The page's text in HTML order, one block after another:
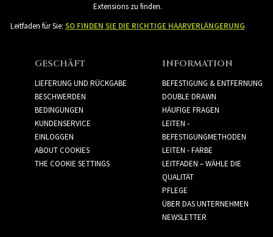
Extensions zu finden.
Leitfaden für Sie: SO FINDEN SIE DIE RICHTIGE HAARVERLÄNGERUNG
GESCHÄFT
LIEFERUNG UND RÜCKGABE
BESCHWERDEN
BEDINGUNGEN
KUNDENSERVICE
EINLOGGEN
ABOUT COOKIES
THE COOKIE SETTINGS
INFORMATION
BEFESTIGUNG & ENTFERNUNG
DOUBLE DRAWN
HÄUFIGE FRAGEN
LEITEN -
BEFESTIGUNGMETHODEN
LEITEN - FARBE
LEITFADEN – WÄHLE DIE
QUALITÄT
PFLEGE
ÜBER DAS UNTERNEHMEN
NEWSLETTER